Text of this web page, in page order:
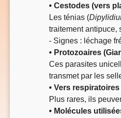
• Cestodes (vers
Les ténias (
traitement antipuce,
- Signes : léchage
• Protozoaires
Ces parasites
transmet par les
• Vers respiratoires
Plus rares, ils
• Molécules